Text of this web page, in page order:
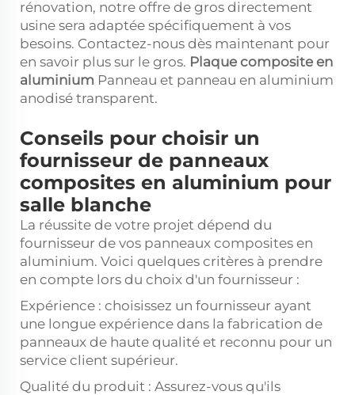
rénovation, notre offre de gros directement
usine sera adaptée spécifiquement à vos
besoins. Contactez-nous dès maintenant pour
en savoir plus sur le gros. Plaque composite en
aluminium Panneau et panneau en aluminium
anodisé transparent.
Conseils pour choisir un
fournisseur de panneaux
composites en aluminium pour
salle blanche
La réussite de votre projet dépend du
fournisseur de vos panneaux composites en
aluminium. Voici quelques critères à prendre
en compte lors du choix d'un fournisseur :
Expérience : choisissez un fournisseur ayant
une longue expérience dans la fabrication de
panneaux de haute qualité et reconnu pour un
service client supérieur.
Qualité du produit : Assurez-vous qu'ils